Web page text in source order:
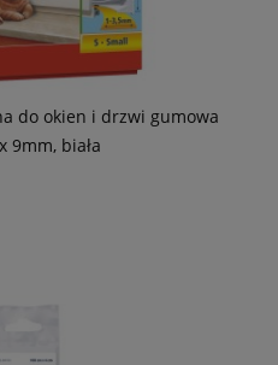
do okien i drzwi gumowa
9mm, biała